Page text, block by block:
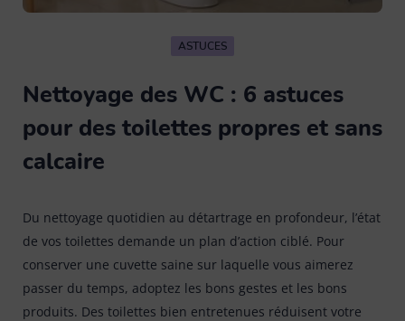
Balai espagnol
Balai serpillière et racleau 15
Pelle balayette
Seau et bassine
Brosse à laver 13
Brosse vêtement & textile 8
Les Petites Brosses Spécifiques
Tout voir
Lavette cuisine / salle de bain 13
Eponge
Kit de nettoyage
Linge
Tout voir
Accessoires parfumés
Pièces de rechange
Raclette vitres & surfaces carrelées
ASTUCES
Nettoyage des WC : 6 astuces
pour des toilettes propres et sans
calcaire
Du nettoyage quotidien au détartrage en profondeur, l’état
de vos toilettes demande un plan d’action ciblé. Pour
conserver une cuvette saine sur laquelle vous aimerez
passer du temps, adoptez les bons gestes et les bons
produits. Des toilettes bien entretenues réduisent votre